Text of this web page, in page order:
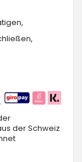
der Schweiz